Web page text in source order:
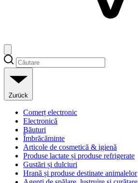
Zurück
Comerț electronic
Electronică
Băuturi
Îmbrăcăminte
Articole de cosmetică & igienă
Produse lactate și produse refrigerate
Gustări și dulciuri
Hrană și produse destinate animalelor